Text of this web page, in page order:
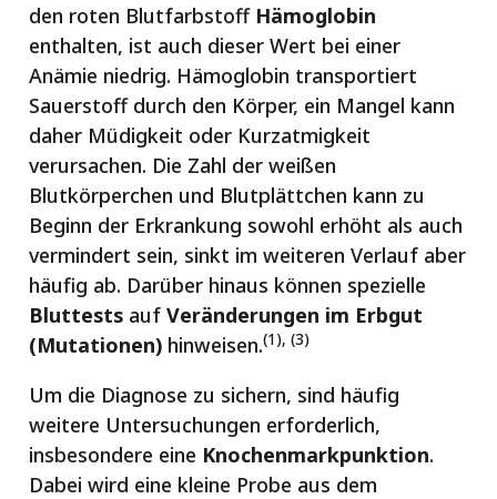
den roten Blutfarbstoff Hämoglobin
enthalten, ist auch dieser Wert bei einer
Anämie niedrig. Hämoglobin transportiert
Sauerstoff durch den Körper, ein Mangel kann
daher Müdigkeit oder Kurzatmigkeit
verursachen. Die Zahl der weißen
Blutkörperchen und Blutplättchen kann zu
Beginn der Erkrankung sowohl erhöht als auch
vermindert sein, sinkt im weiteren Verlauf aber
häufig ab. Darüber hinaus können spezielle
Bluttests auf Veränderungen im Erbgut
(Mutationen) hinweisen.(1), (3)
Um die Diagnose zu sichern, sind häufig
weitere Untersuchungen erforderlich,
insbesondere eine Knochenmarkpunktion.
Dabei wird eine kleine Probe aus dem